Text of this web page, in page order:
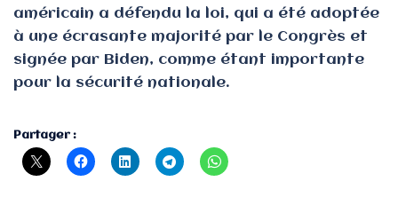
américain a défendu la loi, qui a été adoptée
à une écrasante majorité par le Congrès et
signée par Biden, comme étant importante
pour la sécurité nationale.
Partager :